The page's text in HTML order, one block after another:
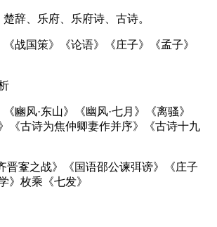
辞、乐府、乐府诗、古诗。
战国策》《论语》《庄子》《孟子》
豳风·东山》《幽风·七月》《离骚》
《古诗为焦仲卿妻作并序》《古诗十九
晋鞌之战》《国语邵公谏弭谤》《庄子
》枚乘《七发》